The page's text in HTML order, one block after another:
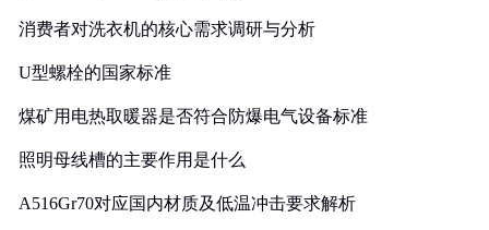
消费者对洗衣机的核心需求调研与分析
U型螺栓的国家标准
煤矿用电热取暖器是否符合防爆电气设备标准
照明母线槽的主要作用是什么
A516Gr70对应国内材质及低温冲击要求解析